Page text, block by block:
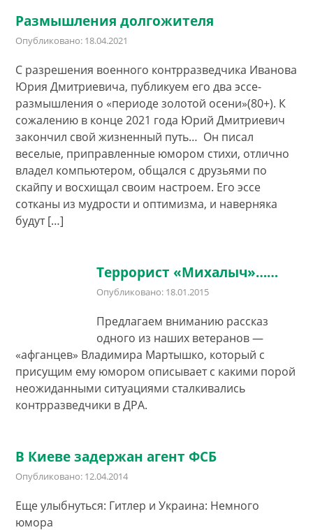
Размышления долгожителя
Опубликовано: 18.04.2021
С разрешения военного контрразведчика Иванова
Юрия Дмитриевича, публикуем его два эссе-
размышления о «периоде золотой осени»(80+). К
сожалению в конце 2021 года Юрий Дмитриевич
закончил свой жизненный путь… Он писал
веселые, приправленные юмором стихи, отлично
владел компьютером, общался с друзьями по
скайпу и восхищал своим настроем. Его эссе
сотканы из мудрости и оптимизма, и наверняка
будут […]
Террорист «Михалыч»……
Опубликовано: 18.01.2015
Предлагаем вниманию рассказ
одного из наших ветеранов —
«афганцев» Владимира Мартышко, который с
присущим ему юмором описывает с какими порой
неожиданными ситуациями сталкивались
контрразведчики в ДРА.
В Киеве задержан агент ФСБ
Опубликовано: 12.04.2014
Еще улыбнуться: Гитлер и Украина: Немного
юмора